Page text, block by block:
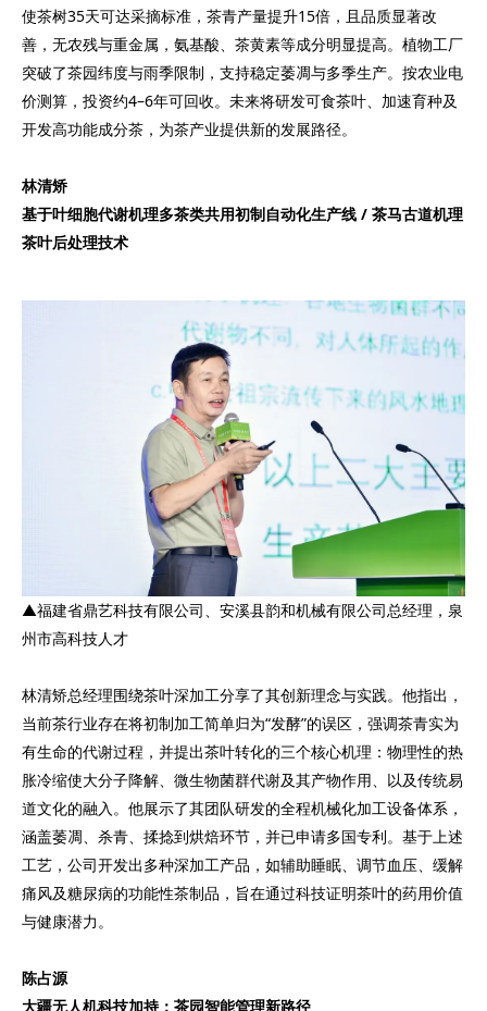
使茶树35天可达采摘标准，茶青产量提升15倍，且品质显著改
善，无农残与重金属，氨基酸、茶黄素等成分明显提高。植物工厂
突破了茶园纬度与雨季限制，支持稳定萎凋与多季生产。按农业电
价测算，投资约4–6年可回收。未来将研发可食茶叶、加速育种及
开发高功能成分茶，为茶产业提供新的发展路径。
林清矫
基于叶细胞代谢机理多茶类共用初制自动化生产线 / 茶马古道机理
茶叶后处理技术
▲福建省鼎艺科技有限公司、安溪县韵和机械有限公司总经理，泉
州市高科技人才
林清矫总经理围绕茶叶深加工分享了其创新理念与实践。他指出，
当前茶行业存在将初制加工简单归为“发酵”的误区，强调茶青实为
有生命的代谢过程，并提出茶叶转化的三个核心机理：物理性的热
胀冷缩使大分子降解、微生物菌群代谢及其产物作用、以及传统易
道文化的融入。他展示了其团队研发的全程机械化加工设备体系，
涵盖萎凋、杀青、揉捻到烘焙环节，并已申请多国专利。基于上述
工艺，公司开发出多种深加工产品，如辅助睡眠、调节血压、缓解
痛风及糖尿病的功能性茶制品，旨在通过科技证明茶叶的药用价值
与健康潜力。
陈占源
大疆无人机科技加持：茶园智能管理新路径